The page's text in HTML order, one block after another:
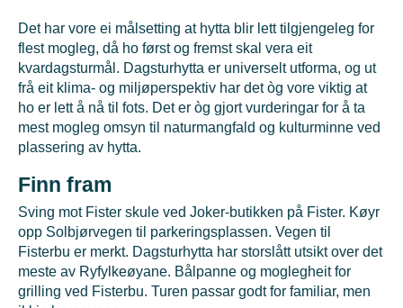
Det har vore ei målsetting at hytta blir lett tilgjengeleg for
flest mogleg, då ho først og fremst skal vera eit
kvardagsturmål. Dagsturhytta er universelt utforma, og ut
frå eit klima- og miljøperspektiv har det òg vore viktig at
ho er lett å nå til fots. Det er òg gjort vurderingar for å ta
mest mogleg omsyn til naturmangfald og kulturminne ved
plassering av hytta.
Finn fram
Sving mot Fister skule ved Joker-butikken på Fister. Køyr
opp Solbjørvegen til parkeringsplassen. Vegen til
Fisterbu er merkt. Dagsturhytta har storslått utsikt over det
meste av Ryfylkeøyane. Bålpanne og moglegheit for
grilling ved Fisterbu. Turen passar godt for familiar, men